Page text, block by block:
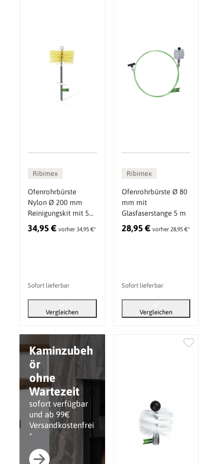
Kaminzubeh
ör
ohne
Wartezeit
sofort verfügbar
und ab 99€
Versandkostenfrei
*
Ribimex
Ofenrohrbürste
Nylon Ø 200 mm
Reinigungskit mit 5
flexiblen Stäben 7 m
34,95 € vorher 34,95 €*
Sofort lieferbar
Vergleichen
Ribimex
Ofenrohrbürste Ø 80
mm mit
Glasfaserstange 5 m
28,95 € vorher 28,95 €*
Sofort lieferbar
Vergleichen